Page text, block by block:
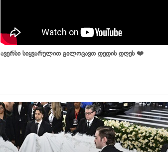
ავერსი სიყვარულით გილოცავთ დედის დღეს ❤️